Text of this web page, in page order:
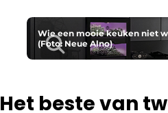
Nieuwsbrief
Podcasts
Vacature aanmelden
Wie een mooie keuken niet
(Foto: Neue Alno)
Het beste van